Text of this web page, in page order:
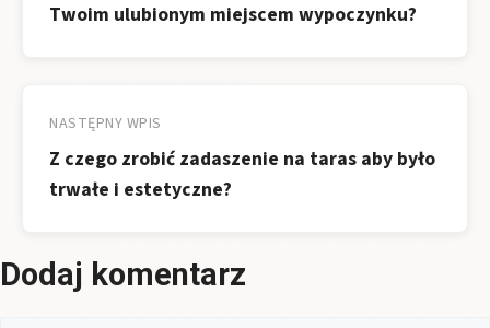
Twoim ulubionym miejscem wypoczynku?
NASTĘPNY WPIS
Z czego zrobić zadaszenie na taras aby było
trwałe i estetyczne?
Dodaj komentarz